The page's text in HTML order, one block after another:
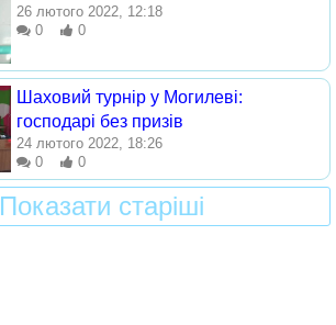
26 лютого 2022, 12:18
0
0
Шаховий турнір у Могилеві:
господарі без призів
24 лютого 2022, 18:26
0
0
Показати старіші